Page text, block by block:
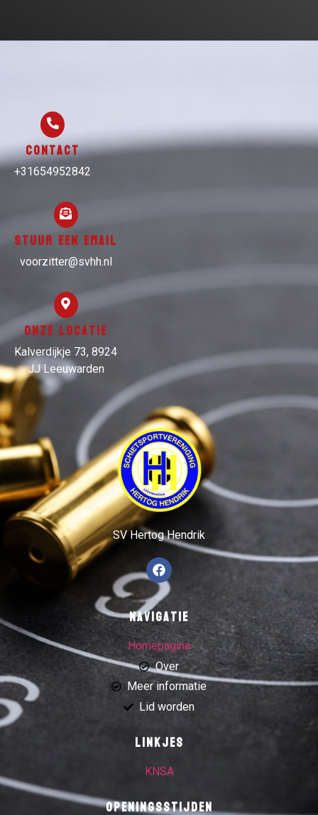
Contact
+31654952842
Stuur een email
voorzitter@svhh.nl
Onze locatie
Kalverdijkje 73, 8924
JJ Leeuwarden
SV Hertog Hendrik
Navigatie
Homepagina
Over
Meer informatie
Lid worden
Linkjes
KNSA
Openingsstijden